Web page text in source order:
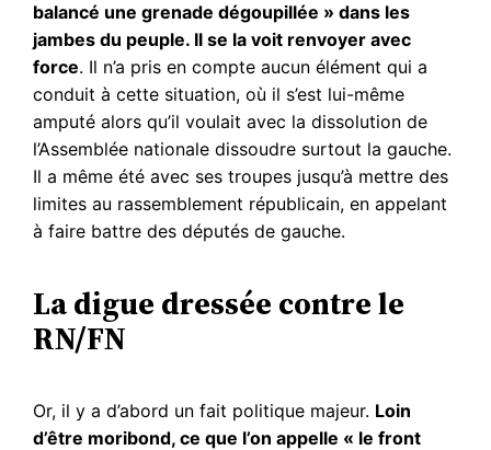
balancé une grenade dégoupillée » dans les
jambes du peuple. Il se la voit renvoyer avec
force. Il n’a pris en compte aucun élément qui a
conduit à cette situation, où il s’est lui-même
amputé alors qu’il voulait avec la dissolution de
l’Assemblée nationale dissoudre surtout la gauche.
Il a même été avec ses troupes jusqu’à mettre des
limites au rassemblement républicain, en appelant
à faire battre des députés de gauche.
La digue dressée contre le
RN/FN
Or, il y a d’abord un fait politique majeur. Loin
d’être moribond, ce que l’on appelle « le front